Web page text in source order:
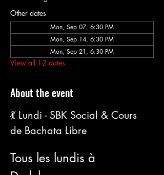
Other dates
Mon, Sep 07, 6:30 PM
Mon, Sep 14, 6:30 PM
Mon, Sep 21, 6:30 PM
View all 12 dates
About the event
💃 Lundi - SBK Social & Cours
de Bachata Libre
Tous les lundis à